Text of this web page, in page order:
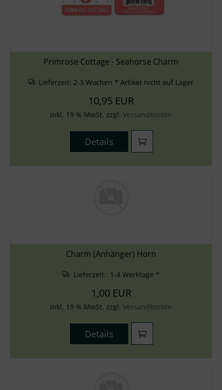
Primrose Cottage - Seahorse Charm
Lieferzeit: 2-3 Wochen * Artikel nicht auf Lager
10,95 EUR
inkl. 19 % MwSt. zzgl. Versandkosten
Details
Charm (Anhänger) Horn
Lieferzeit: 1-4 Werktage *
1,00 EUR
inkl. 19 % MwSt. zzgl. Versandkosten
Details